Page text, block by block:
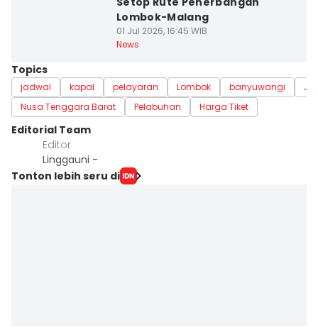
Lombok-Malang
01 Jul 2026, 16:45 WIB
News
Topics
jadwal kapal pelayaran Lombok banyuwangi
Nusa Tenggara Barat
Pelabuhan Harga Tiket
Editorial Team
Editor
Linggauni -
Tonton lebih seru di